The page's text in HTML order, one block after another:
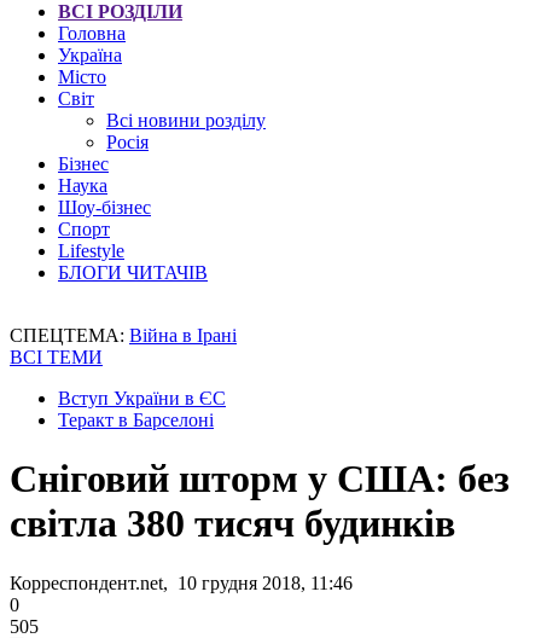
ВСІ РОЗДІЛИ
Головна
Україна
Місто
Світ
Всі новини розділу
Росія
Бізнес
Наука
Шоу-бізнес
Спорт
Lifestyle
БЛОГИ ЧИТАЧІВ
СПЕЦТЕМА: Війна в Ірані
ВСІ ТЕМИ
Вступ України в ЄС
Теракт в Барселоні
Сніговий шторм у США: без
світла 380 тисяч будинків
Корреспондент.net, 10 грудня 2018, 11:46
0
505